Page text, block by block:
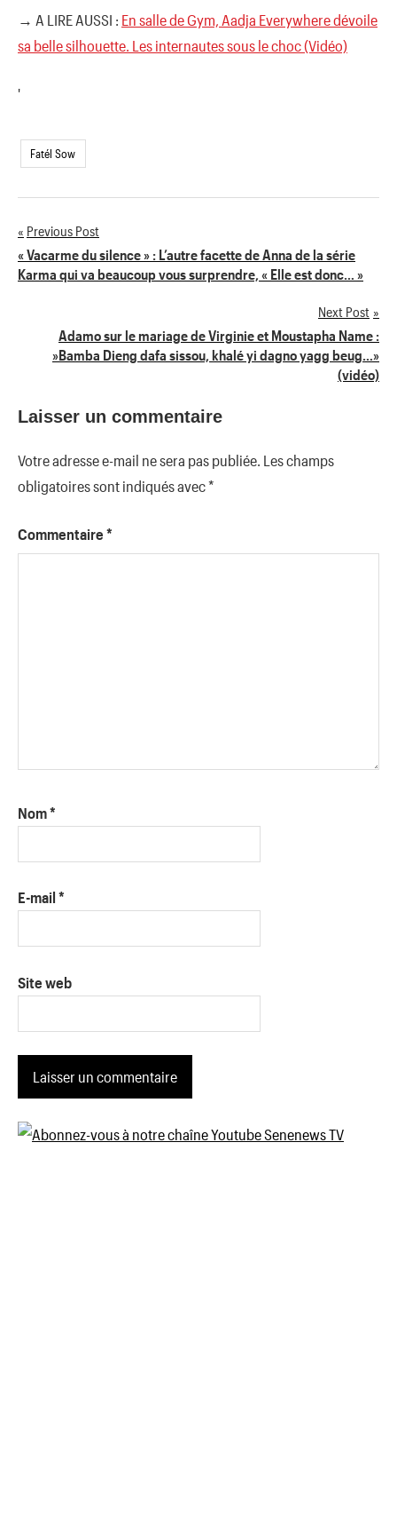
→ A LIRE AUSSI : En salle de Gym, Aadja Everywhere dévoile
sa belle silhouette. Les internautes sous le choc (Vidéo)
'
Fatél Sow
Navigation
de
Previous Post
« Vacarme du silence » : L’autre facette de Anna de la série
Karma qui va beaucoup vous surprendre, « Elle est donc… »
Next Post
Adamo sur le mariage de Virginie et Moustapha Name :
»Bamba Dieng dafa sissou, khalé yi dagno yagg beug…»
(vidéo)
Laisser un commentaire
Votre adresse e-mail ne sera pas publiée. Les champs
obligatoires sont indiqués avec*
Commentaire *
Nom*
E-mail *
Site web